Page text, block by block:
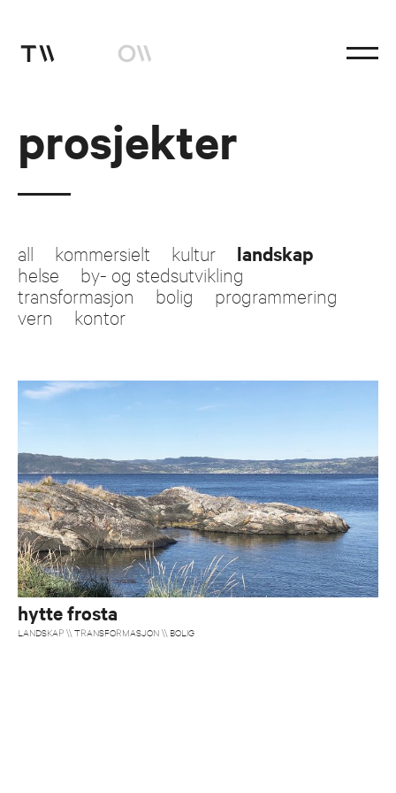
Instagram
facebook
prosjekter
all kommersielt kultur
landskap
helse
by- og stedsutvikling
transformasjon
bolig
programmering
vern
kontor
hytte frosta
LANDSKAP \\ TRANSFORMASJON \\ BOLIG